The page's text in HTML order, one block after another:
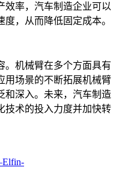
效率，汽车制造企业可以
，从而降低固定成本。
。机械臂在多个方面具有
用场景的不断拓展机械臂
和深入。未来，汽车制造
技术的投入力度并加快转